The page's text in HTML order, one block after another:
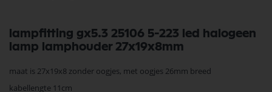
lampfitting gx5.3 25106 5-223 led halogeen
lamp lamphouder 27x19x8mm
maat is 27x19x8 zonder oogjes, met oogjes 26mm breed
kabellengte 11cm